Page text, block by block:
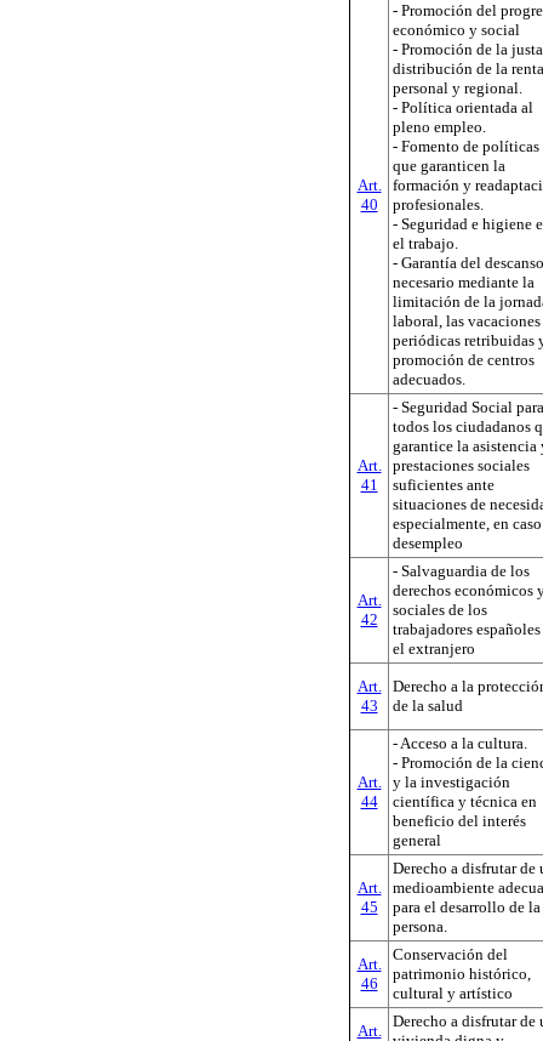
Art.
40
- Promoción del
económico y social
- Promoción de la justa
distribución de la renta
personal y regional.
- Política orientada al
pleno empleo.
- Fomento de políticas
que garanticen la
formación y
profesionales.
- Seguridad e higiene
el trabajo.
- Garantía del descanso
necesario mediante la
limitación de la
laboral, las vacaciones
periódicas retribuidas
promoción de centros
adecuados.
Art.
41
- Seguridad Social para
todos los ciudadanos
garantice la asistencia
prestaciones sociales
suficientes ante
situaciones de
especialmente, en
desempleo
Art.
42
- Salvaguardia de los
derechos económicos
sociales de los
trabajadores
el extranjero
Art.
43
Derecho a la
de la salud
Art.
44
- Acceso a la cultura.
- Promoción de la
y la investigación
científica y técnica en
beneficio del interés
general
Art.
45
Derecho a disfrutar de
medioambiente
para el desarrollo de la
persona.
Art.
46
Conservación del
patrimonio histórico,
cultural y artístico
Art.
Derecho a disfrutar de